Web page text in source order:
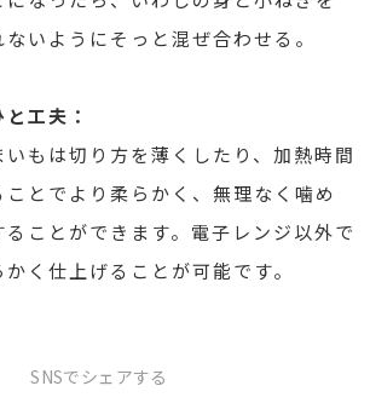
いようにそっと混ぜ合わせる。
工夫：
もは切り方を薄くしたり、加熱時間
とでより柔らかく、無理なく噛め
ことができます。電子レンジ以外で
く仕上げることが可能です。
SNSでシェアする